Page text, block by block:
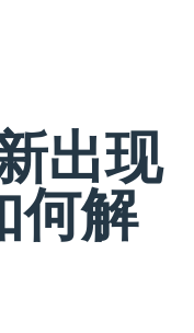
出现
何解